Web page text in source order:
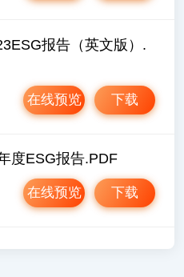
报告（英文版）.
下载
在线预览
度ESG报告.PDF
下载
在线预览